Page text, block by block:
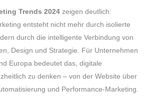
Trends 2024 zeigen deutlich:
entsteht nicht mehr durch isolierte
durch die intelligente Verbindung von
Design und Strategie. Für Unternehmen
Europa bedeutet das, digitale
zu denken – von der Website über
und Performance-Marketing.